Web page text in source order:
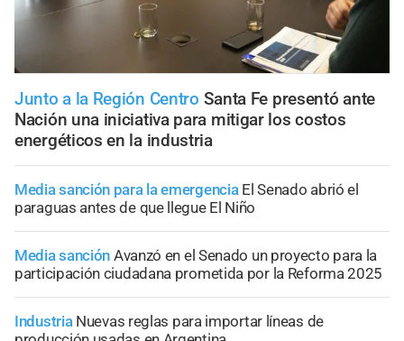
Junto a la Región Centro Santa Fe presentó ante
Nación una iniciativa para mitigar los costos
energéticos en la industria
Media sanción para la emergencia El Senado abrió el
paraguas antes de que llegue El Niño
Media sanción Avanzó en el Senado un proyecto para la
participación ciudadana prometida por la Reforma 2025
Industria Nuevas reglas para importar líneas de